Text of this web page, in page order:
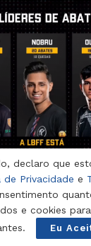
27 abates,
no terceiro
ousado e
declaro que
de Privacidade e
e cookies
Eu